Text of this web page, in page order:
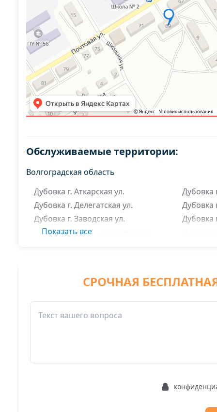
Обслуживаемые территории:
Волгоградская область
Дубовка г. Аткарская ул.
Дубовка г. Делегатская ул.
Дубовка г. Заводская ул.
Дубовка г. Заречный переулок
Дубовка г. Им Фрунзе ул.
Дубовка г. Им Циолковского ул.
Дубовка г. Им Энгельса переулок
Дубовка
Дубовка
Дубовка
Дубовка
Дубовка
Показать все
СРОЧНАЯ